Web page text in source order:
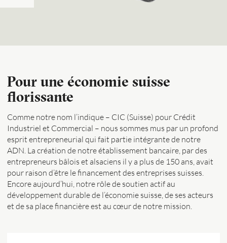
Pour une économie suisse
florissante
Comme notre nom l’indique – CIC (Suisse) pour Crédit
Industriel et Commercial – nous sommes mus par un profond
esprit entrepreneurial qui fait partie intégrante de notre
ADN. La création de notre établissement bancaire, par des
entrepreneurs bâlois et alsaciens il y a plus de 150 ans, avait
pour raison d’être le financement des entreprises suisses.
Encore aujourd’hui, notre rôle de soutien actif au
développement durable de l’économie suisse, de ses acteurs
et de sa place financière est au cœur de notre mission.